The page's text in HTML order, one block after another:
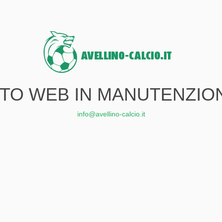
WEB IN
info@avellino-calcio.it